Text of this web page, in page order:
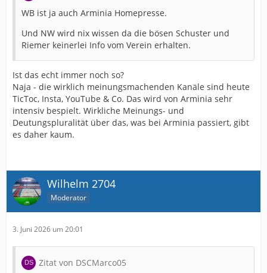
WB ist ja auch Arminia Homepresse.
Und NW wird nix wissen da die bösen Schuster und
Riemer keinerlei Info vom Verein erhalten.
Ist das echt immer noch so?
Naja - die wirklich meinungsmachenden Kanäle sind heute
TicToc, Insta, YouTube & Co. Das wird von Arminia sehr
intensiv bespielt. Wirkliche Meinungs- und
Deutungspluralität über das, was bei Arminia passiert, gibt
es daher kaum.
Wilhelm 2704
Moderator
3. Juni 2026 um 20:01
Zitat von DSCMarco05